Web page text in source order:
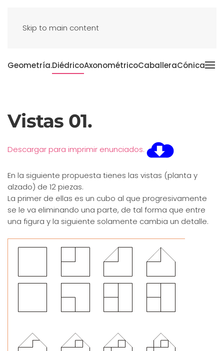
Skip to main content
Geometría.DiédricoAxonométricoCaballeraCónica
Vistas 01.
Descargar para imprimir enunciados.
En la siguiente propuesta tienes las vistas (planta y
alzado) de 12 piezas.
La primer de ellas es un cubo al que progresivamente
se le va eliminando una parte, de tal forma que entre
una figura y la siguiente solamente cambia un detalle.